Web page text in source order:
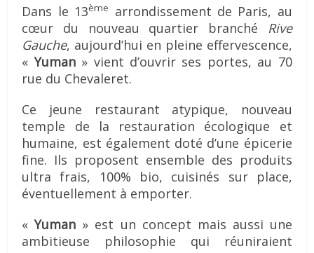
Dans le 13ème
arrondissement de Paris, au
cœur du nouveau quartier branché Rive
Gauche, aujourd’hui en pleine effervescence,
«Yuman» vient d’ouvrir ses portes, au 70
rue du Chevaleret.
Ce jeune restaurant atypique, nouveau
temple de la restauration écologique et
humaine, est également doté d’une épicerie
fine. Ils proposent ensemble des produits
ultra frais, 100% bio, cuisinés sur place,
éventuellement à emporter.
«Yuman » est un concept mais aussi une
ambitieuse philosophie qui réuniraient